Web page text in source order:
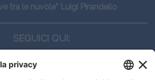
tra le nuvole” Luigi Pirandello
SEGUICI QUI: